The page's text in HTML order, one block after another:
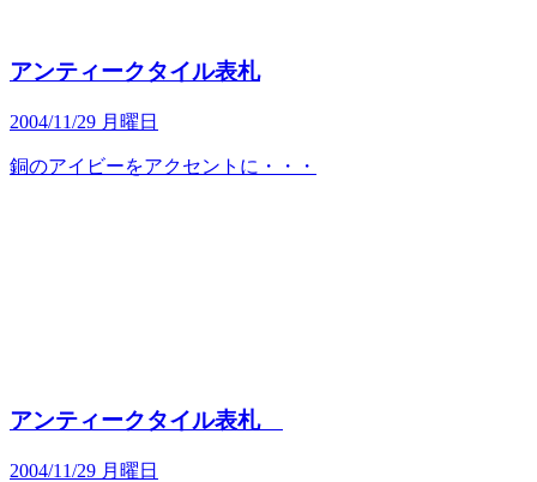
アンティークタイル表札
2004/11/29 月曜日
銅のアイビーをアクセントに・・・
アンティークタイル表札
2004/11/29 月曜日